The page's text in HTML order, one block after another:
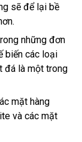
sẽ để lại bề
những đơn
biến các loại
đá là một trong
mặt hàng
và các mặt